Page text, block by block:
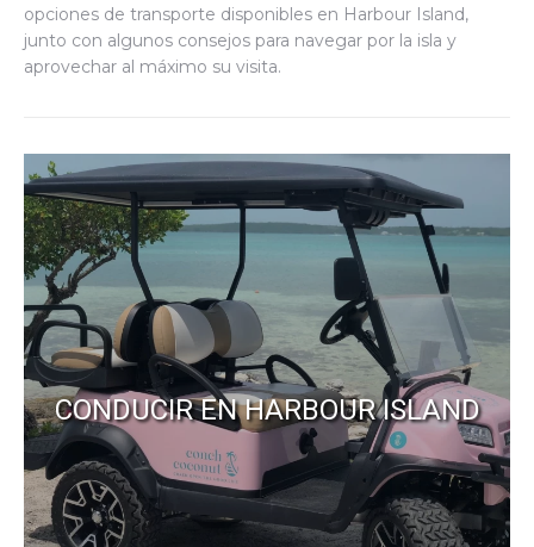
opciones de transporte disponibles en Harbour Island,
junto con algunos consejos para navegar por la isla y
aprovechar al máximo su visita.
CONDUCIR EN HARBOUR ISLAND